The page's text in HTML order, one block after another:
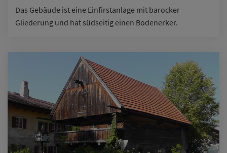
Das Gebäude ist eine Einfirstanlage mit barocker
Gliederung und hat südseitig einen Bodenerker.